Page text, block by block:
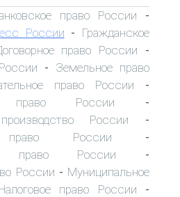
право России -
России - Гражданское
право России -
- Земельное право
право России -
право России -
России -
право России -
право России -
России - Муниципальное
право России -